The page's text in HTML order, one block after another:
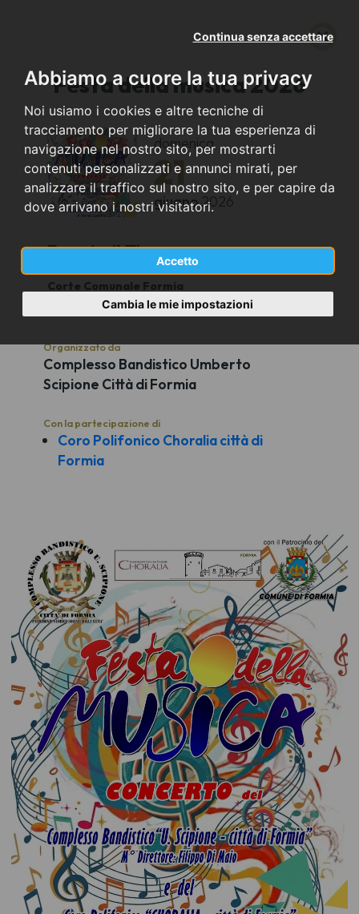
Abbiamo a cuore la tua privacy
Noi usiamo i cookies e altre tecniche di
tracciamento per migliorare la tua esperienza di
navigazione nel nostro sito, per mostrarti
contenuti personalizzati e annunci mirati, per
analizzare il traffico sul nostro sito, e per capire da
dove arrivano i nostri visitatori.
Accetto
Continua senza accettare
Cambia le mie impostazioni
Festa della musica 2026
domenica
21
giugno 2026
Formia (LT)
Corte Comunale Formia
Organizzato da
Complesso Bandistico Umberto
Scipione Città di Formia
Con la partecipazione di
Coro Polifonico Choralia città di
Formia